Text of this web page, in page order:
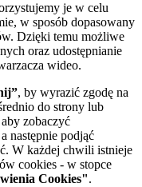
je w celu
w sposób dopasowany
Dzięki temu możliwe
oraz udostępnianie
wideo.
, by wyrazić zgodę na
do strony lub
aby zobaczyć
następnie podjąć
W każdej chwili istnieje
cookies - w stopce
Cookies".